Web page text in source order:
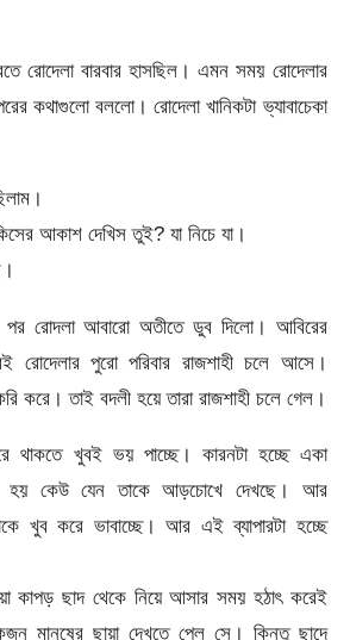
রোদেলা বারবার হাসছিল। এমন সময় রোদেলার
কথাগুলো বললো। রোদেলা খানিকটা ভ্যাবাচেকা
আকাশ দেখিস তুই? যা নিচে যা।
পর রোদলা আবারো অতীতে ডুব দিলো। আবিরের
রোদেলার পুরো পরিবার রাজশাহী চলে আসে।
করে। তাই বদলী হয়ে তারা রাজশাহী চলে গেল।
থাকতে খুবই ভয় পাচ্ছে। কারনটা হচ্ছে একা
হয় কেউ যেন তাকে আড়চোখে দেখছে। আর
খুব করে ভাবাচ্ছে। আর এই ব্যাপারটা হচ্ছে
কাপড় ছাদ থেকে নিয়ে আসার সময় হঠাৎ করেই
মানুষের ছায়া দেখতে পেল সে। কিন্তু ছাদে